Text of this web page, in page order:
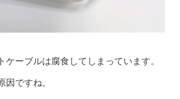
ケーブルは腐食してしまっています。
因ですね。